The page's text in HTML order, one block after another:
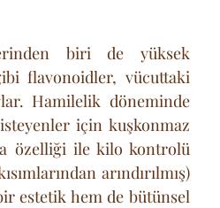
flavonoidler, vücuttaki
Hamilelik döneminde
için kuşkonmaz
özelliği ile kilo kontrolü
arındırılmış)
estetik hem de bütünsel